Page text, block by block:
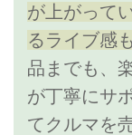
が上がって
るライブ感
品までも、
が丁寧にサ
てクルマを